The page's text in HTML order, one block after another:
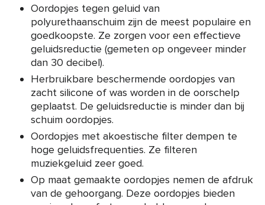
Oordopjes tegen geluid van
polyurethaanschuim zijn de meest populaire en
goedkoopste. Ze zorgen voor een effectieve
geluidsreductie (gemeten op ongeveer minder
dan 30 decibel).
Herbruikbare beschermende oordopjes van
zacht silicone of was worden in de oorschelp
geplaatst. De geluidsreductie is minder dan bij
schuim oordopjes.
Oordopjes met akoestische filter dempen te
hoge geluidsfrequenties. Ze filteren
muziekgeluid zeer goed.
Op maat gemaakte oordopjes nemen de afdruk
van de gehoorgang. Deze oordopjes bieden